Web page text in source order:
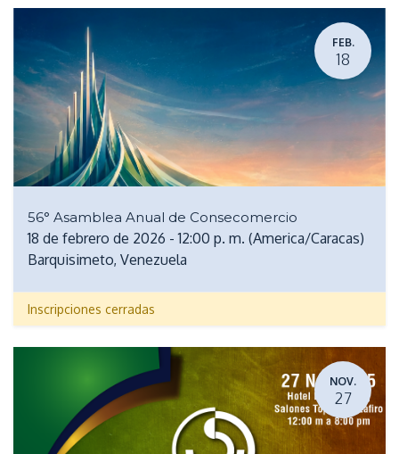
FEB.
18
56° Asamblea Anual de Consecomercio
18 de febrero de 2026 -12:00 p. m. (America/Caracas)
Barquisimeto, Venezuela
Inscripciones cerradas
NOV.
27